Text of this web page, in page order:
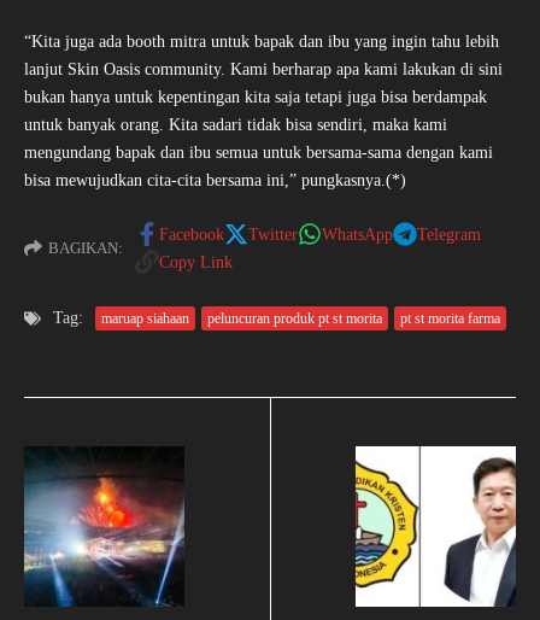
“Kita juga ada booth mitra untuk bapak dan ibu yang ingin tahu lebih
lanjut Skin Oasis community. Kami berharap apa kami lakukan di sini
bukan hanya untuk kepentingan kita saja tetapi juga bisa berdampak
untuk banyak orang. Kita sadari tidak bisa sendiri, maka kami
mengundang bapak dan ibu semua untuk bersama-sama dengan kami
bisa mewujudkan cita-cita bersama ini,” pungkasnya.(*)
BAGIKAN:
Facebook Twitter WhatsApp
Telegram
Copy Link
Tag: maruap siahaan peluncuran produk pt st morita pt st morita farma